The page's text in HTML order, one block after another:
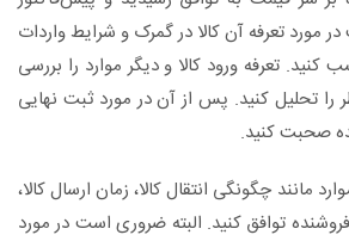
مورد تعرفه آن کالا در گمرک و شرایط واردات
کنید. تعرفه ورود کالا و دیگر موارد را بررسی
را تحلیل کنید. پس از آن در مورد ثبت نهایی
صحبت کنید.
مانند چگونگی انتقال کالا، زمان ارسال کالا،
توافق کنید. البته ضروری است در مورد